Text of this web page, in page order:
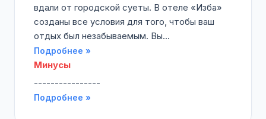
вдали от городской суеты. В отеле «Изба»
созданы все условия для того, чтобы ваш
отдых был незабываемым. Вы...
Подробнее »
Минусы
----------------
Подробнее »